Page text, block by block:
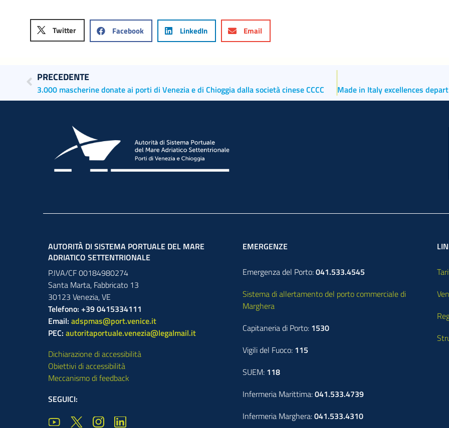
Twitter Facebook LinkedIn Email
PRECEDENTE
3.000 mascherine donate ai porti di Venezia e di Chioggia dalla società cinese CCCC
AUTORITÀ DI SISTEMA PORTUALE DEL MARE
ADRIATICO SETTENTRIONALE
P.IVA/CF 00184980274
Santa Marta, Fabbricato 13
30123 Venezia,VE
Telefono: +39 0415334111
Email: adspmas@port.venice.it
PEC: autoritaportuale.venezia@legalmail.it
Dichiarazione di accessibilità
Obiettivi di accessibilità
Meccanismo di feedback
SEGUICI:
EMERGENZE
Emergenza del Porto:041.533.4545
Sistema di allertamento del porto commerciale di
Marghera
Capitaneria di Porto: 1530
Vigili del Fuoco: 115
SUEM: 118
Infermeria Marittima:041.533.4739
Infermeria Marghera:041.533.4310